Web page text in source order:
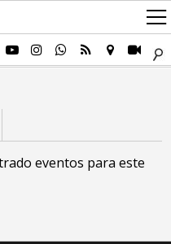
eventos para este